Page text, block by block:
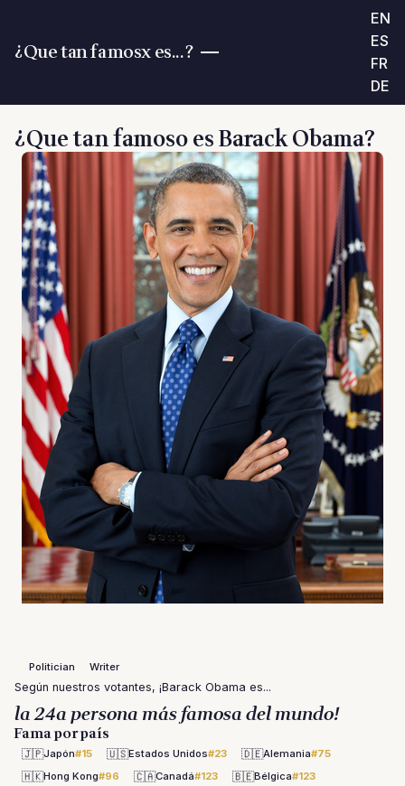
¿Que tan famosx es...?
EN
ES
FR
DE
¿Que tan famoso es Barack Obama?
Politician Writer
Según nuestros votantes, ¡Barack Obama es...
la 24a persona más famosa del mundo!
Fama por país
🇯🇵Japón#15 🇺🇸Estados Unidos#23 🇩🇪Alemania#75
🇭🇰Hong Kong#96 🇨🇦Canadá#123 🇧🇪Bélgica#123